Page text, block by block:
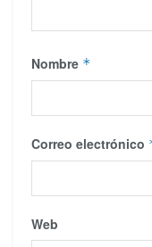
Nombre *
Correo electrónico
Web